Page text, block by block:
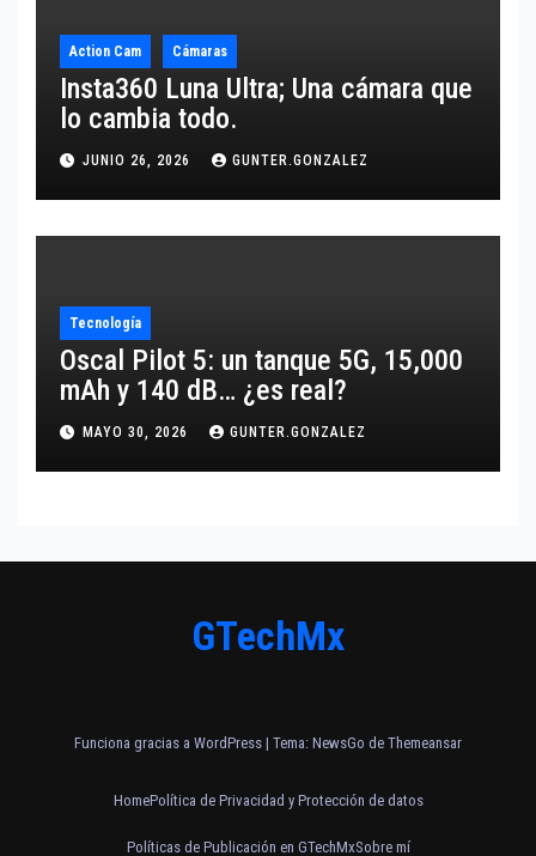
Action Cam Cámaras
Insta360 Luna Ultra; Una cámara que
lo cambia todo.
JUNIO 26, 2026 GUNTER.GONZALEZ
Tecnología
Oscal Pilot 5: un tanque 5G, 15,000
mAh y 140 dB… ¿es real?
MAYO 30, 2026 GUNTER.GONZALEZ
GTechMx
Funciona gracias a WordPress | Tema: NewsGo de Themeansar
HomePolítica de Privacidad y Protección de datos
Políticas de Publicación en GTechMxSobre mí